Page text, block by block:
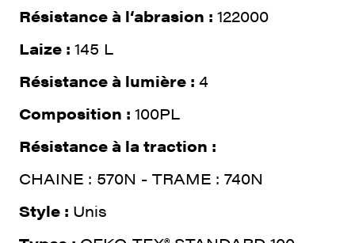
Résistance à l‘abrasion : 122000
Laize : 145 L
Résistance à lumière : 4
Composition : 100PL
Résistance à la traction :
CHAINE : 570N - TRAME : 740N
Style : Unis